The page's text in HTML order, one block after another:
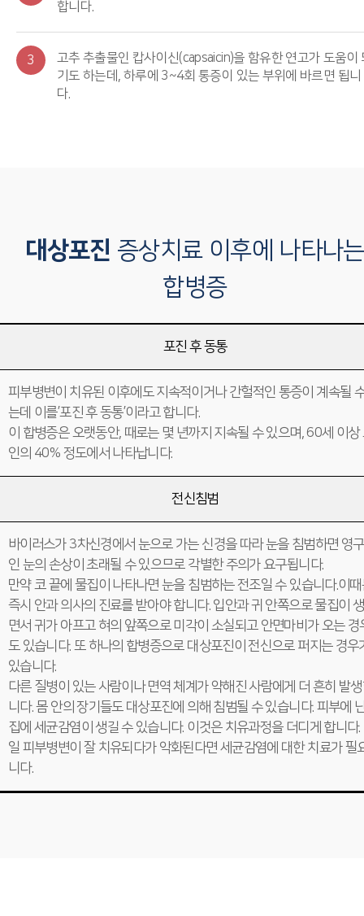
합니다.
3
고추 추출물인 캅사이신(capsaicin)을 함유한 연고가 도움이
기도 하는데, 하루에 3~4회 통증이 있는 부위에 바르면 됩니
다.
대상포진 증상치료 이후에 나타나는
합병증
포진 후 동통
피부병변이 치유된 이후에도 지속적이거나 간헐적인 통증이 계속될
는데 이를’포진 후 동통’이라고 합니다.
이 합병증은 오랫동안, 때로는 몇 년까지 지속될 수 있으며, 60세 이상
인의 40% 정도에서 나타납니다.
전신침범
바이러스가 3차신경에서 눈으로 가는 신경을 따라 눈을 침범하면 영
인 눈의 손상이 초래될 수 있으므로 각별한 주의가 요구됩니다.
만약 코 끝에 물집이 나타나면 눈을 침범하는 전조일 수 있습니다.이때
즉시 안과 의사의 진료를 받아야 합니다. 입안과 귀 안쪽으로 물집이
면서 귀가 아프고 혀의 앞쪽으로 미각이 소실되고 안면마비가 오는 경
도 있습니다. 또 하나의 합병증으로 대상포진이 전신으로 퍼지는 경우
있습니다.
다른 질병이 있는 사람이나 면역 체계가 약해진 사람에게 더 흔히 발
니다. 몸 안의 장기들도 대상포진에 의해 침범될 수 있습니다. 피부에
집에 세균감염이 생길 수 있습니다. 이것은 치유과정을 더디게 합니다.
일 피부병변이 잘 치유되다가 악화된다면 세균감염에 대한 치료가 필
니다.